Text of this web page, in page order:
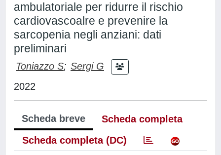
ambulatoriale per ridurre il rischio
cardiovascoalre e prevenire la
sarcopenia negli anziani: dati
preliminari
Toniazzo S; Sergi G
2022
Scheda breve
Scheda completa
Scheda completa (DC)